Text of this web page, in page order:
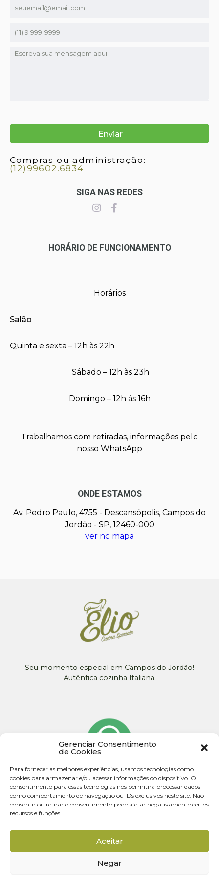
Gerenciar Consentimento
de Cookies
Para fornecer as melhores experiências, usamos tecnologias como
cookies para armazenar e/ou acessar informações do dispositivo. O
consentimento para essas tecnologias nos permitirá processar dados
como comportamento de navegação ou IDs exclusivos neste site. Não
consentir ou retirar o consentimento pode afetar negativamente certos
recursos e funções.
Aceitar
Negar
HORÁRIO DE FUNCIONAMENTO
Horários
Salão
Quinta e sexta – 12h às 22h
Sábado – 12h às 23h
Domingo – 12h às 16h
Trabalhamos com retiradas, informações pelo
nosso WhatsApp
ONDE ESTAMOS
Av. Pedro Paulo, 4755 - Descansópolis, Campos do
Jordão - SP, 12460-000
ver no mapa
Compras ou administração:
(12)99602.6834
SIGA NAS REDES
Seu momento especial em Campos do Jordão!
Autêntica cozinha Italiana.
Desenvolvido por Rota Criativa